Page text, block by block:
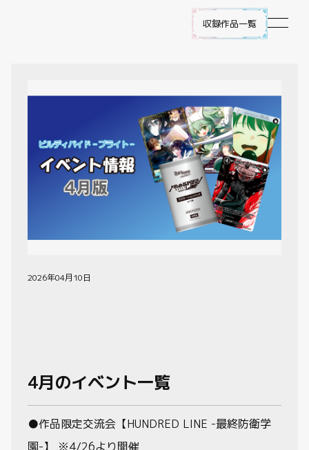
収録作品一覧
NEWS
遊び方
ビルディバイド -ブライト- とは
ゲームプレイ
商品情報
カード検索・デッキ構築
2026年04月10日
4月のイベント一覧
●作品限定交流会【HUNDRED LINE -最終防衛学
園-】 ※4/26より開催